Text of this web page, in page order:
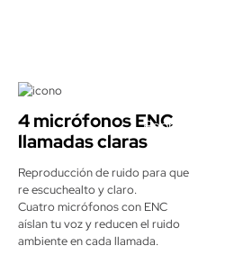
Modo transparencia
si
Reproducción total
4 micrófonos ENC
llamadas claras
Reproducción de ruido para que
re escuchealto y claro.
Cuatro micrófonos con ENC
aíslan tu voz y reducen el ruido
ambiente en cada llamada.